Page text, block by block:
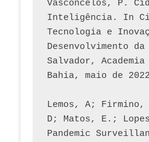
Vasconcelos, P.
Inteligência. In
Tecnologia e
Desenvolvimento
Salvador,
Bahia, maio de
Lemos, A; Firmino,
D; Matos, E.;
Pandemic